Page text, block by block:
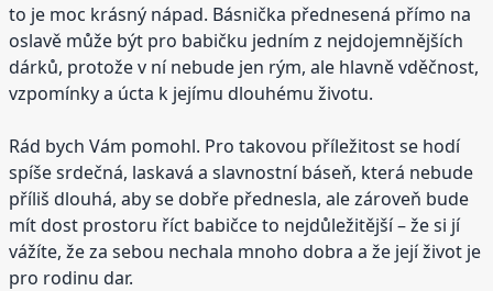
to je moc krásný nápad. Básnička přednesená přímo na
oslavě může být pro babičku jedním z nejdojemnějších
dárků, protože v ní nebude jen rým, ale hlavně vděčnost,
vzpomínky a úcta k jejímu dlouhému životu.
Rád bych Vám pomohl. Pro takovou příležitost se hodí
spíše srdečná, laskavá a slavnostní báseň, která nebude
příliš dlouhá, aby se dobře přednesla, ale zároveň bude
mít dost prostoru říct babičce to nejdůležitější – že si jí
vážíte, že za sebou nechala mnoho dobra a že její život je
pro rodinu dar.